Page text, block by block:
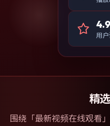
用
精
围绕「最新视频在线观看